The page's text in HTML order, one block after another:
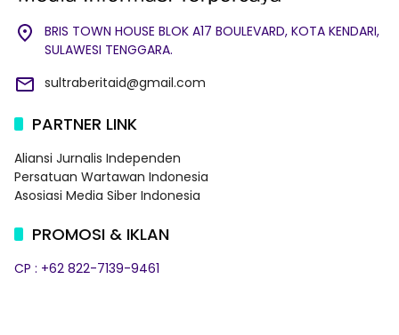
BRIS TOWN HOUSE BLOK A17 BOULEVARD, KOTA KENDARI,
SULAWESI TENGGARA.
sultraberitaid@gmail.com
PARTNER LINK
Aliansi Jurnalis Independen
Persatuan Wartawan Indonesia
Asosiasi Media Siber Indonesia
PROMOSI & IKLAN
CP : +62 822-7139-9461